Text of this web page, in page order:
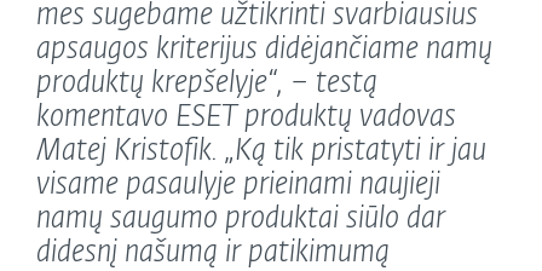
mes sugebame užtikrinti svarbiausius
apsaugos kriterijus didėjančiame namų
produktų krepšelyje“, – testą
komentavo ESET produktų vadovas
Matej Kristofik. „Ką tik pristatyti ir jau
visame pasaulyje prieinami naujieji
namų saugumo produktai siūlo dar
didesnį našumą ir patikimumą